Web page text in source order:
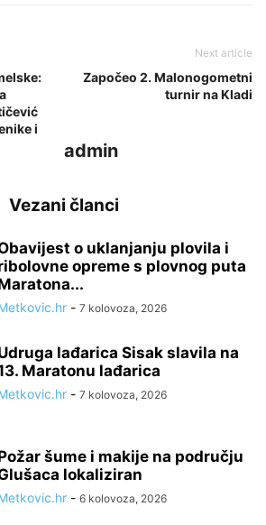
i
Next article
Započeo 2. Malonogometni
turnir na Kladi
admin
Vezani članci
o uklanjanju plovila i
opreme s plovnog puta
- 7 kolovoza, 2026
lađarica Sisak slavila na
Maratonu lađarica
- 7 kolovoza, 2026
šume i makije na području
lokaliziran
- 6 kolovoza, 2026